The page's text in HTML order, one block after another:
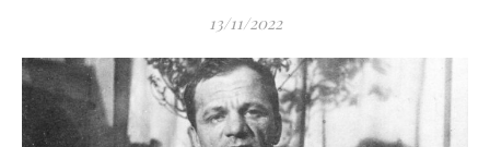
13/11/2022